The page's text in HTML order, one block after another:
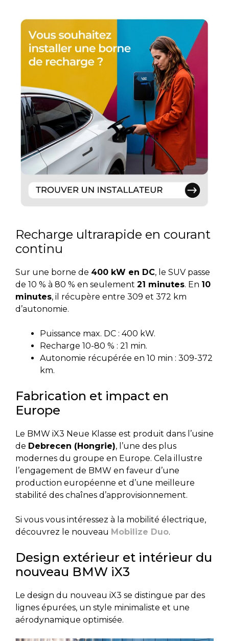
Recharge ultrarapide en courant
continu
Sur une borne de 400 kW en DC, le SUV passe
de 10 % à 80 % en seulement 21 minutes. En 10
minutes, il récupère entre 309 et 372 km
d’autonomie.
Puissance max. DC : 400 kW.
Recharge 10-80 % : 21 min.
Autonomie récupérée en 10 min : 309-372
km.
Fabrication et impact en
Europe
Le BMW iX3 Neue Klasse est produit dans l’usine
de Debrecen (Hongrie), l’une des plus
modernes du groupe en Europe. Cela illustre
l’engagement de BMW en faveur d’une
production européenne et d’une meilleure
stabilité des chaînes d’approvisionnement.
Si vous vous intéressez à la mobilité électrique,
découvrez le nouveau Mobilize Duo.
Design extérieur et intérieur du
nouveau BMW iX3
Le design du nouveau iX3 se distingue par des
lignes épurées, un style minimaliste et une
aérodynamique optimisée.